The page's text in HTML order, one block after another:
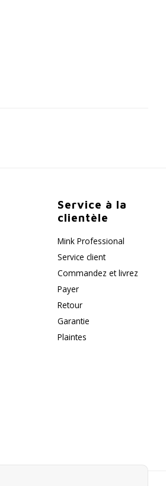
Service à la
clientèle
Mink Professional
Service client
Commandez et livrez
Payer
Retour
Garantie
Plaintes